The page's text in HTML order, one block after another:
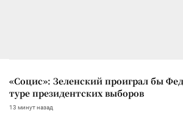
«Социс»: Зеленский проиграл бы
туре президентских выборов
13 минут назад